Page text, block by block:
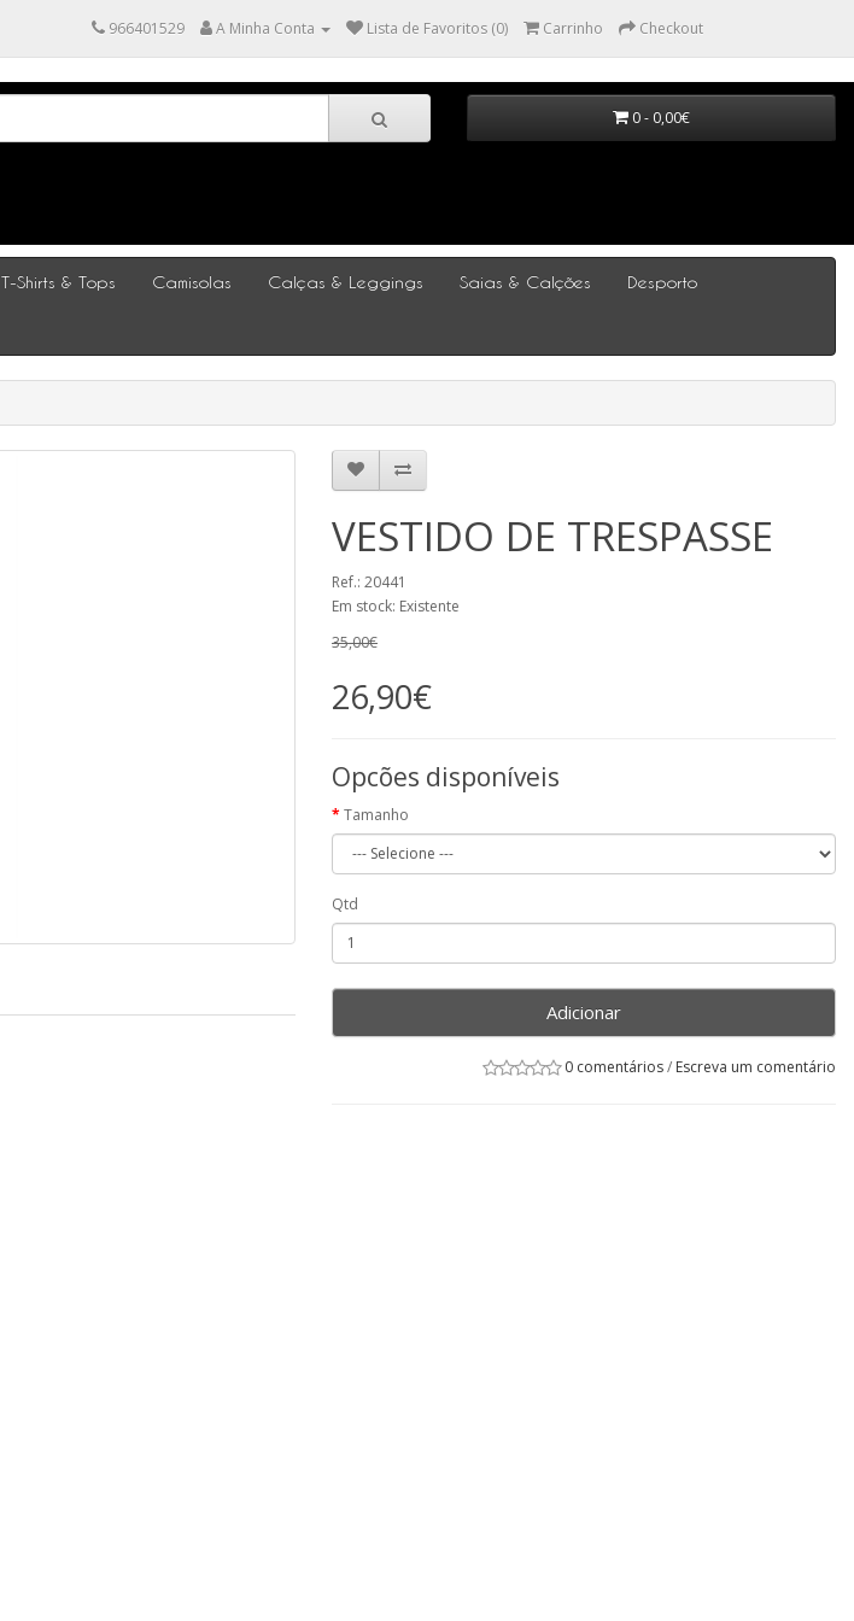
966401529 A Minha Conta Lista de Favoritos (0) Carrinho Checkout
0 - 0,00€
T-Shirts & Tops Camisolas Calças & Leggings Saias & Calções Desporto
VESTIDO DE TRESPASSE
Ref.: 20441
Em stock: Existente
35,00€
26,90€
Opcões disponíveis
Tamanho
Qtd
Adicionar
0 comentários/ Escreva um comentário